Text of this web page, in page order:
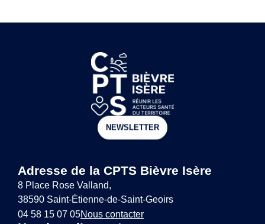
NEWSLETTER
Adresse de la CPTS Bièvre Isère
8 Place Rose Valland,
38590 Saint-Étienne-de-Saint-Geoirs
04 58 15 07 05Nous contacter